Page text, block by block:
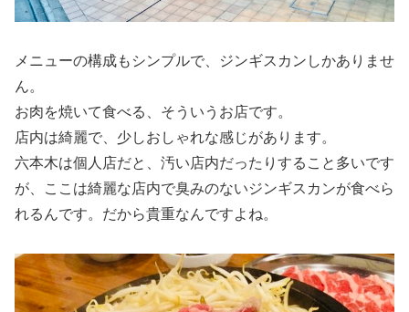
メニューの構成もシンプルで、ジンギスカンしかありませ
ん。
お肉を焼いて食べる、そういうお店です。
店内は綺麗で、少しおしゃれな感じがあります。
六本木は個人店だと、汚い店内だったりすること多いです
が、ここは綺麗な店内で臭みのないジンギスカンが食べら
れるんです。だから貴重なんですよね。